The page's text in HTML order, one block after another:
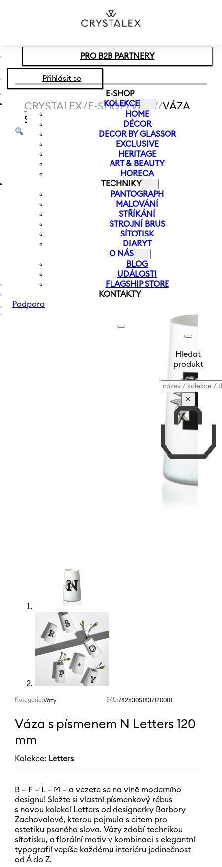
Přeskočit na zápatí
PRO B2B PARTNERY
Přihlásit se
E-SHOP
KOLEKCE
HOME
DÉCOR
DECOR BY GLASSOR
EXCLUSIVE
HERITAGE
ART & BEAUTY
HORECA
TECHNIKY
PANTOGRAPH
MALOVÁNÍ
STŘÍKÁNÍ
STROJNÍ BRUS
SÍTOTISK
DIARYT
O NÁS
BLOG
UDÁLOSTI
FLAGSHIP STORE
KONTAKTY
Podpora
Hledat
produkt
Vyhledávání
×
CRYSTALEX/ E-SHOP/VÁZY/VÁZA
S PÍSMENEM N LETTERS 120 MM
Kategorie:Vázy SKU:782530S18371200111
Váza s písmenem N Letters 120
mm
Kolekce: Letters
B – F – L – M – a vezete se na vlně moderního
designu! Složte si vlastní písmenkový rébus
s novou kolekcí Letters od designerky Barbory
Zachovalové, kterou pojmula s citem pro
estetiku psaného slova. Vázy zdobí technikou
sítotisku, a florální motiv v kombinaci s elegantní
typografií vepíše každému interiéru jedinečnost
od Á do Z.